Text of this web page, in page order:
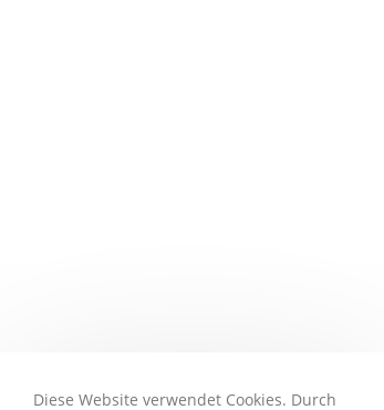
Diese Website verwendet Cookies. Durch